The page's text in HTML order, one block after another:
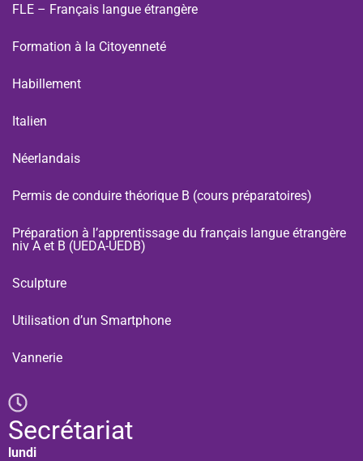
FLE – Français langue étrangère
Formation à la Citoyenneté
Habillement
Italien
Néerlandais
Permis de conduire théorique B (cours préparatoires)
Préparation à l’apprentissage du français langue étrangère
niv A et B (UEDA-UEDB)
Sculpture
Utilisation d’un Smartphone
Vannerie
Secrétariat
lundi